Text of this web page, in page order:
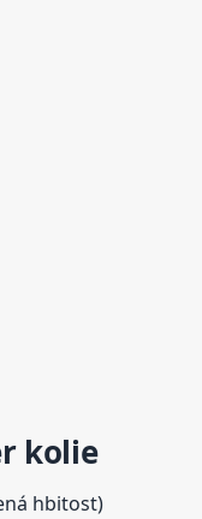
kolie
hbitost)